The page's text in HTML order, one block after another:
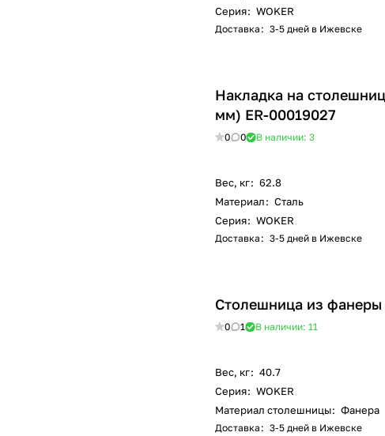
Серия: WOKER
Доставка : 3-5 дней в Ижевске
Накладка на
мм) ER-00019027
0 0 В наличии: 3
Вес, кг: 62.8
Материал: Сталь
Серия: WOKER
Доставка : 3-5 дней в Ижевске
Столешница из
0 1 В наличии: 11
Вес, кг: 40.7
Серия: WOKER
Материал столешницы: Фанера
Доставка : 3-5 дней в Ижевске